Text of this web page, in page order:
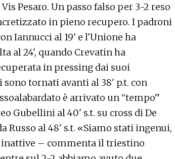
Pesaro. Un passo falso per 3-2 reso
in pieno recupero. I padroni
Iannucci al 19' e l'Unione ha
al 24', quando Crevatin ha
in pressing dai suoi
tornati avanti al 38' p.t. con
è arrivato un “tempo”
Gubellini al 40' s.t. su cross di De
Russo al 48' s.t. «Siamo stati ingenui,
inattive – commenta il triestino